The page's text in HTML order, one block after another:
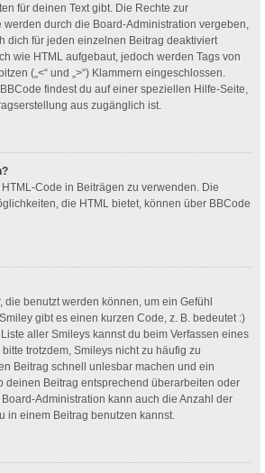
für deinen Text gibt. Die Rechte zur
durch die Board-Administration vergeben,
dich für jeden einzelnen Beitrag deaktiviert
wie HTML aufgebaut, jedoch werden Tags von
(„<“ und „>“) Klammern eingeschlossen.
findest du auf einer speziellen Hilfe-Seite,
aus zugänglich ist.
Code in Beiträgen zu verwenden. Die
die HTML bietet, können über BBCode
die benutzt werden können, um ein Gefühl
gibt es einen kurzen Code, z. B. bedeutet :)
aller Smileys kannst du beim Verfassen eines
trotzdem, Smileys nicht zu häufig zu
Beitrag schnell unlesbar machen und ein
deinen Beitrag entsprechend überarbeiten oder
Administration kann auch die Anzahl der
in einem Beitrag benutzen kannst.